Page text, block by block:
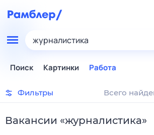
журналистика
Поиск Картинки Работа
Фильтры Всего
Вакансии «журналистика»